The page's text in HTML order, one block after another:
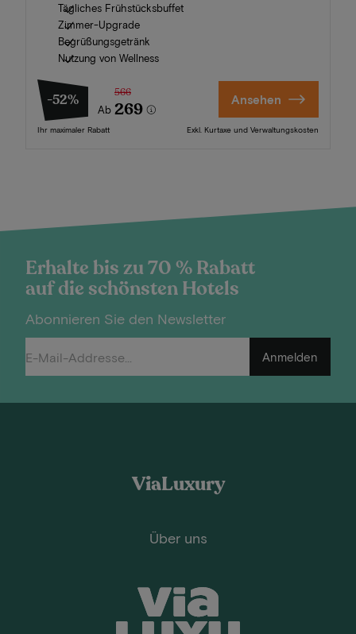
Tägliches Frühstücksbuffet
Zimmer-Upgrade
Begrüßungsgetränk
Nutzung von Wellness
-52%
Ab
566
269
Ihr maximaler Rabatt
Ansehen
Exkl. Kurtaxe und Verwaltungskosten
Erhalte bis zu 70 % Rabatt
auf die schönsten Hotels
Abonnieren Sie den Newsletter
Anmelden
ViaLuxury
Über uns